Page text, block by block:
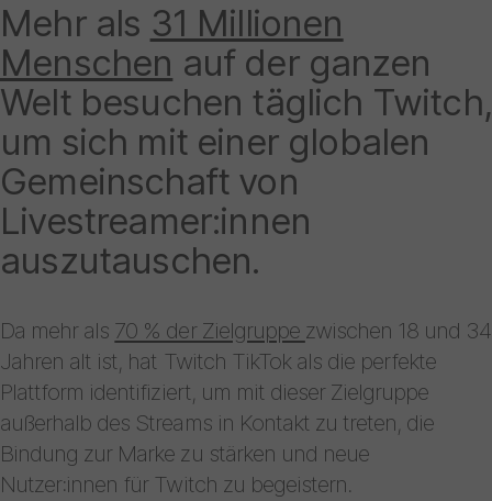
Mehr als 31 Millionen
Menschen auf der ganzen
Welt besuchen täglich Twitch,
um sich mit einer globalen
Gemeinschaft von
Livestreamer:innen
auszutauschen.
Da mehr als 70 % der Zielgruppe zwischen 18 und 34
Jahren alt ist, hat Twitch TikTok als die perfekte
Plattform identifiziert, um mit dieser Zielgruppe
außerhalb des Streams in Kontakt zu treten, die
Bindung zur Marke zu stärken und neue
Nutzer:innen für Twitch zu begeistern.